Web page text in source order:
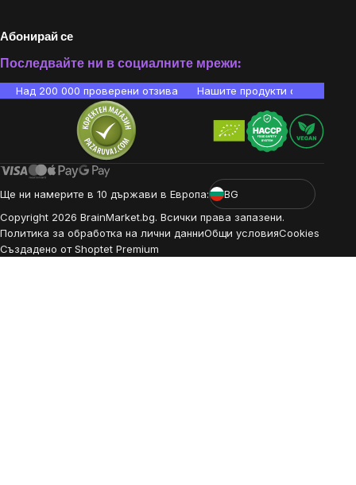
Абонирай се
Последвайте ни в социалните мрежи:
Над 200 000 проверени отзива Нашите продукти са
Ще ни намерите в 10 държави в Европа:
BG
Copyright 2026 BrainMarket.bg. Всички права запазени.
Политика за обработка на лични данниОбщи условияCookies
Създадено от Shoptet Premium